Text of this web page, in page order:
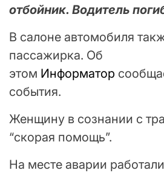
отбойник. Водитель
В салоне автомобиля
пассажирка. Об
этом Информатор
события.
Женщину в сознании с
“скорая помощь”.
На месте аварии